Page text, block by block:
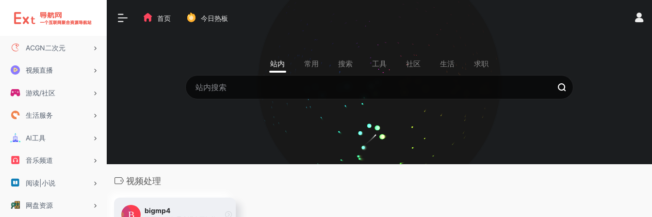
ACGN二次元
视频直播
游戏/社区
生活服务
AI工具
音乐频道
阅读|小说
网盘资源
首页 今日热板
站内 常用 搜索 工具 社区 生活 求职
视频处理
bigmp4